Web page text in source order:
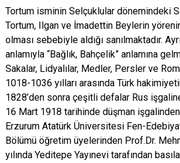
Tortum isminin Selçuklular dönemindeki
Tortum, Ilgan ve İmadettin Beylerin
olması sebebiyle aldığı sanılmaktadır.
anlamıyla “Bağlık, Bahçelik” anlamına
Sakalar, Lidyalılar, Medler, Persler ve
1018-1036 yılları arasında Türk
1828’den sonra çeşitli defalar Rus
16 Mart 1918 tarihinde düşman işgalinden
Erzurum Atatürk Üniversitesi Fen-
Bölümü öğretim üyelerinden Prof.Dr.
yılında Yeditepe Yayınevi tarafından